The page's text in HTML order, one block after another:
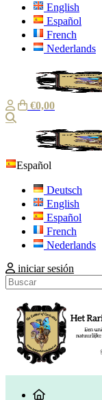
English
Español
French
Nederlands
€0,00
Español
Deutsch
English
Español
French
Nederlands
iniciar sesión